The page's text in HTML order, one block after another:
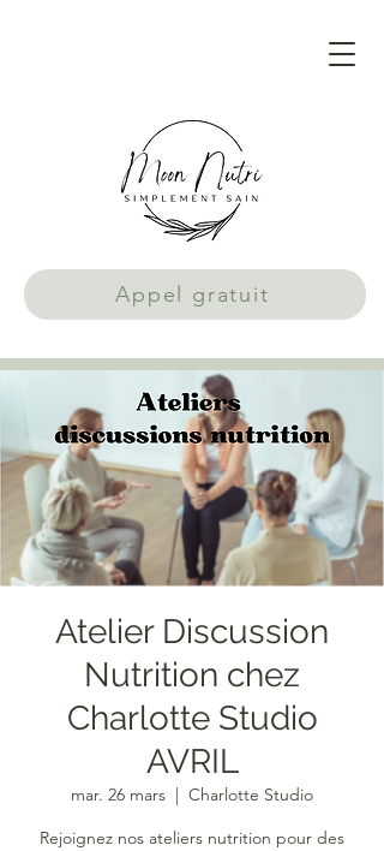
Appel gratuit
Atelier Discussion
Nutrition chez
Charlotte Studio
AVRIL
mar. 26 mars
  |
Charlotte Studio
Rejoignez nos ateliers nutrition pour des